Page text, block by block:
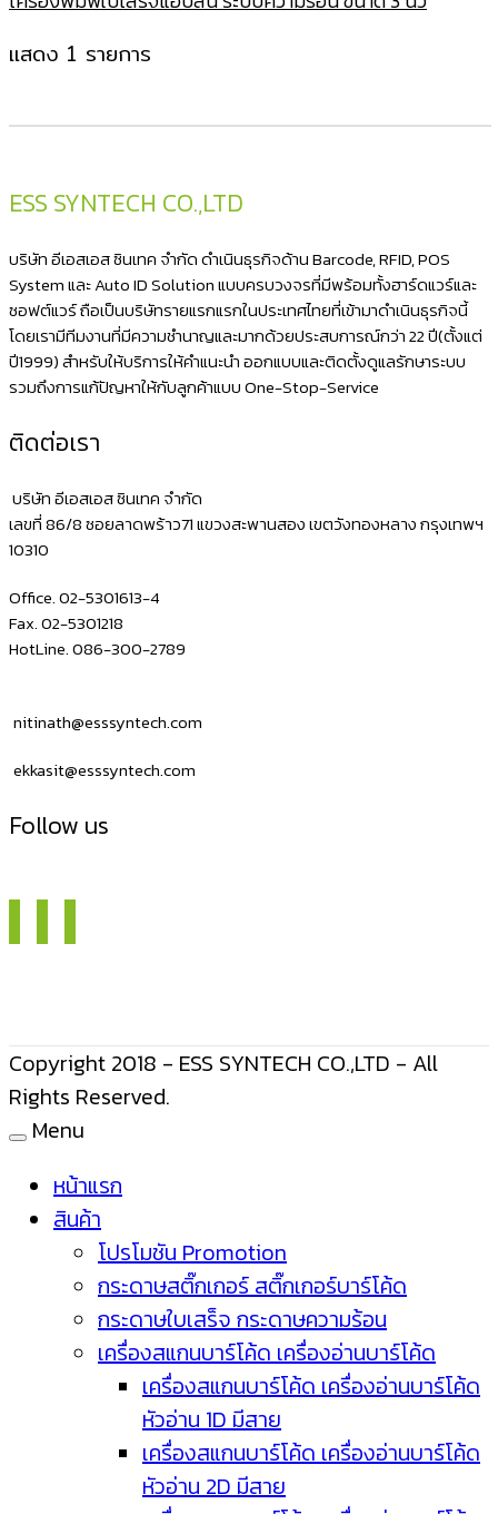
แสดง 1 รายการ
ESS SYNTECH CO.,LTD
บริษัท อีเอสเอส ซินเทค จำกัด ดำเนินธุรกิจด้าน Barcode, RFID, POS
System และ Auto ID Solution แบบครบวงจรที่มีพร้อมทั้งฮาร์ดแวร์และ
ซอฟต์แวร์ ถือเป็นบริษัทรายแรกแรกในประเทศไทยที่เข้ามาดำเนินธุรกิจนี้
โดยเรามีทีมงานที่มีความชำนาญและมากด้วยประสบการณ์กว่า 22 ปี(ตั้งแต่
ปี1999) สำหรับให้บริการให้คำแนะนำ ออกแบบและติดตั้งดูแลรักษาระบบ
รวมถึงการแก้ปัญหาให้กับลูกค้าแบบ One-Stop-Service
ติดต่อเรา
บริษัท อีเอสเอส ซินเทค จำกัด
เลขที่ 86/8 ซอยลาดพร้าว71 แขวงสะพานสอง เขตวังทองหลาง กรุงเทพฯ
10310
Office. 02-5301613-4
Fax. 02-5301218
HotLine. 086-300-2789
nitinath@esssyntech.com
ekkasit@esssyntech.com
Follow us
Copyright 2018 - ESS SYNTECH CO.,LTD - All
Rights Reserved.
Menu
หน้าแรก
สินค้า
โปรโมชัน Promotion
กระดาษสติ๊กเกอร์ สติ๊กเกอร์บาร์โค้ด
กระดาษใบเสร็จ กระดาษความร้อน
เครื่องสแกนบาร์โค้ด เครื่องอ่านบาร์โค้ด
เครื่องสแกนบาร์โค้ด เครื่องอ่านบาร์โค้ด
หัวอ่าน 1D มีสาย
เครื่องสแกนบาร์โค้ด เครื่องอ่านบาร์โค้ด
หัวอ่าน 2D มีสาย